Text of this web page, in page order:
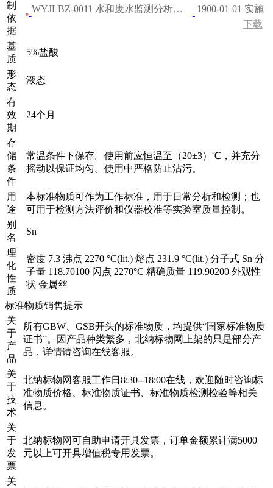
制
依
据
WYJLBZ-0011 水和废水监测分析方法（第四版）
1900-01-01 实施
下载
基
质
5%盐酸
形
态
液态
有
效
期
24个月
存
储
条
件
常温条件下保存。使用前应恒温至（20±3）℃，并充分
摇动以保证均匀。使用中严格防止沾污。
用
途
本标准物质可作为工作标准，用于日常分析和检测；也
可用于检测方法评价和仪器校准等实验室质量控制。
别
名
Sn
理
化
性
质
密度 7.3 沸点 2270 °C(lit.) 熔点 231.9 °C(lit.) 分子式 Sn 分
子量 118.70100 闪点 2270°C 精确质量 119.90200 外观性
状 金属丝
标准物质销售提示
关
于
产
品
所有GBW、GSB开头的标准物质，均提供“国家标准物质
证书”。因产品种类繁多，北纳标物网上架的只是部分产
品，详情请咨询在线客服。
关
于
技
术
北纳标物网客服工作日8:30--18:00在线，欢迎随时咨询标
准物质价格、标准物质证书、标准物质检测检验等相关
信息。
关
于
发
票
北纳标物网可自助申请开具发票，订单金额累计满5000
元以上可开具增值税专用发票。
关